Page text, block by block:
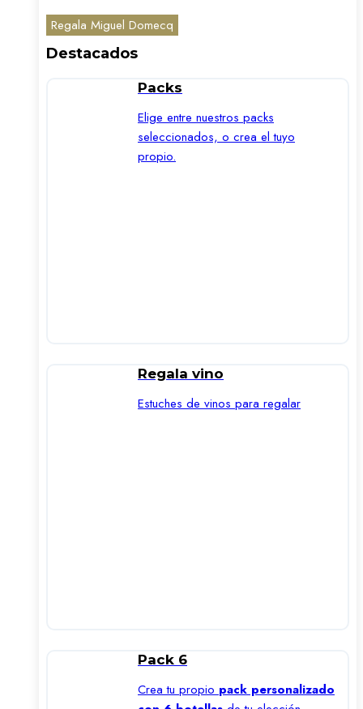
Regala Miguel Domecq
Destacados
Packs
Elige entre nuestros packs
seleccionados, o crea el tuyo
propio.
Regala vino
Estuches de vinos para regalar
Pack 6
Crea tu propio pack personalizado